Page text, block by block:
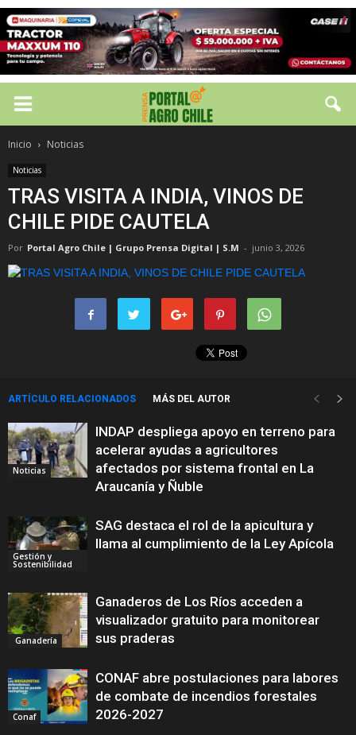
Inicio Noticias
Noticias
TRAS VISITA A INDIA, VINOS DE
CHILE PIDE CAUTELA
Por Portal Agro Chile | Grupo Prensa Digital | S.M - junio 3, 2026
ARTÍCULO RELACIONADOS MÁS DEL AUTOR
Noticias
INDAP despliega apoyo en terreno para
acelerar ayudas a agricultores
afectados por sistema frontal en La
Araucanía y Ñuble
Gestión y
Sostenibilidad
SAG destaca el rol de la apicultura y
llama al cumplimiento de la Ley Apícola
Ganadería
Ganaderos de Los Ríos acceden a
visualizador gratuito para monitorear
sus praderas
Conaf
CONAF abre postulaciones para labores
de combate de incendios forestales
2026-2027